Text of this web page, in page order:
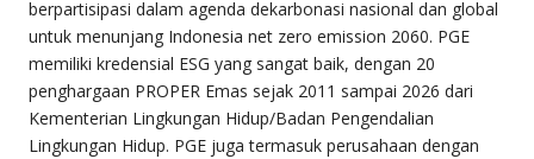
berpartisipasi dalam agenda dekarbonasi nasional dan global
untuk menunjang Indonesia net zero emission 2060. PGE
memiliki kredensial ESG yang sangat baik, dengan 20
penghargaan PROPER Emas sejak 2011 sampai 2026 dari
Kementerian Lingkungan Hidup/Badan Pengendalian
Lingkungan Hidup. PGE juga termasuk perusahaan dengan